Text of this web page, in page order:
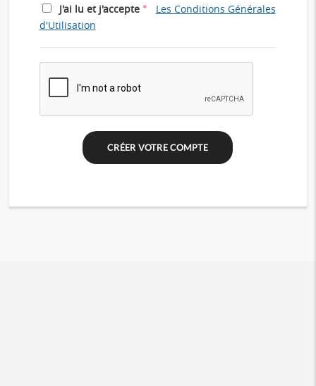
J'ai lu et j'accepte *
Les Conditions Générales
d'Utilisation